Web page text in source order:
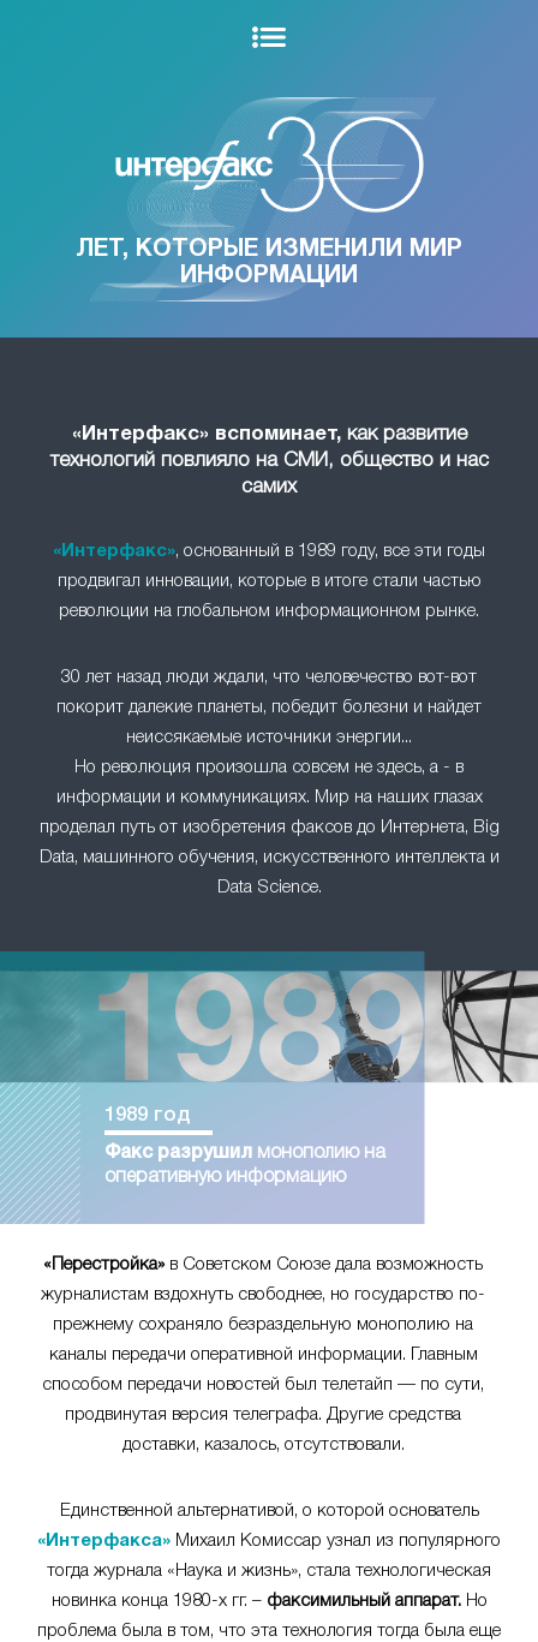
ЛЕТ, КОТОРЫЕ ИЗМЕНИЛИ МИР
ИНФОРМАЦИИ
«Интерфакс» вспоминает,как развитие
технологий повлияло на СМИ, общество и нас
самих
«Интерфакс», основанный в 1989 году, все эти годы
продвигал инновации, которые в итоге стали частью
революции на глобальном информационном рынке.
30 лет назад люди ждали, что человечество вот-вот
покорит далекие планеты, победит болезни и найдет
неиссякаемые источники энергии...
Но революция произошла совсем не здесь, а - в
информации и коммуникациях. Мир на наших глазах
проделал путь от изобретения факсов до Интернета, Big
Data, машинного обучения, искусственного интеллекта и
Data Science.
1989 год
Факс разрушил
монополию на
оперативную информацию
«Перестройка»в Советском Союзе дала возможность
журналистам вздохнуть свободнее, но государство по-
прежнему сохраняло безраздельную монополию на
каналы передачи оперативной информации. Главным
способом передачи новостей был телетайп — по сути,
продвинутая версия телеграфа. Другие средства
доставки, казалось, отсутствовали.
Единственной альтернативой, о которой основатель
«Интерфакса» Михаил Комиссар узнал из популярного
тогда журнала «Наука и жизнь», стала технологическая
новинка конца 1980-х гг. – факсимильный аппарат.Но
проблема была в том, что эта технология тогда была еще